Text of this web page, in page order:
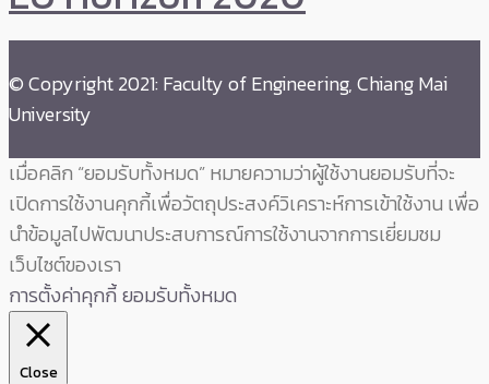
© Copyright 2021: Faculty of Engineering, Chiang Mai
University
เมื่อคลิก “ยอมรับทั้งหมด” หมายความว่าผู้ใช้งานยอมรับที่จะ
เปิดการใช้งานคุกกี้เพื่อวัตถุประสงค์วิเคราะห์การเข้าใช้งาน เพื่อ
นำข้อมูลไปพัฒนาประสบการณ์การใช้งานจากการเยี่ยมชม
เว็บไซต์ของเรา
การตั้งค่าคุกกี้ยอมรับทั้งหมด
Close